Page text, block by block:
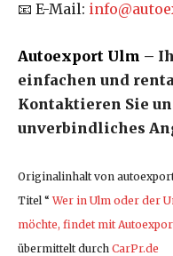
📧 E-Mail:
Autoexport Ulm –
einfachen und
Kontaktieren Sie
unverbindliches
Originalinhalt von
Titel “Wer in Ulm oder der
möchte, findet mit
übermittelt durch CarPr.de